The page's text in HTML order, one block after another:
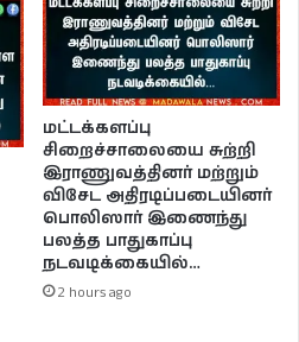
மட்டக்களப்பு
சிறைச்சாலையை சுற்றி
இராணுவத்தினர் மற்றும்
விசேட அதிரடிப்படையினர்
பொலிஸார் இணைந்து
பலத்த பாதுகாப்பு
நடவடிக்கையில்…
2 hours ago